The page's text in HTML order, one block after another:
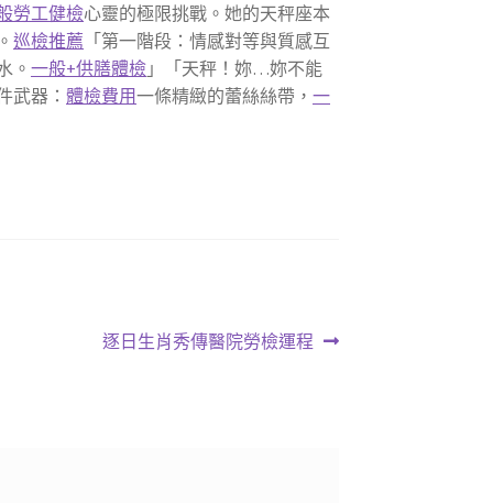
勞工健檢心靈的極限挑戰。她的天秤座本
巡檢推薦 「第一階段：情感對等與質感互
。一般+供膳體檢 」「天秤！妳…妳不能
武器：體檢費用一條精緻的蕾絲絲帶，一
下
逐日生肖秀傳醫院勞檢運程